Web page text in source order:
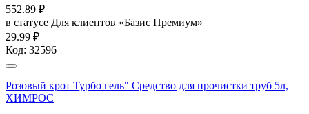
552.89 ₽
в статусе Для клиентов «Базис Премиум»
29.99 ₽
Код: 32596
Розовый крот Турбо гель" Средство для прочистки труб 5л,
ХИМРОС